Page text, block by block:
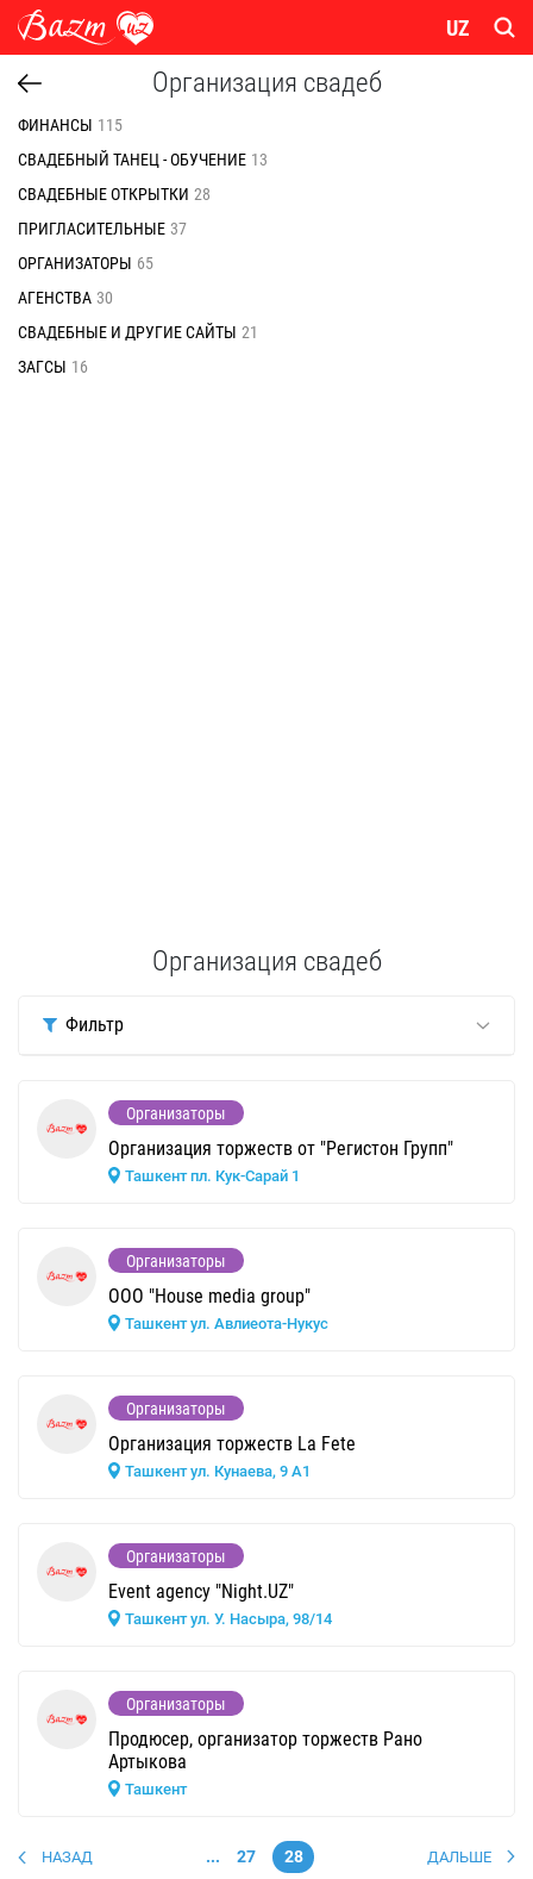
UZ
Организация свадеб
ФИНАНСЫ 115
СВАДЕБНЫЙ ТАНЕЦ - ОБУЧЕНИЕ 13
СВАДЕБНЫЕ ОТКРЫТКИ 28
ПРИГЛАСИТЕЛЬНЫЕ 37
ОРГАНИЗАТОРЫ 65
АГЕНСТВА 30
СВАДЕБНЫЕ И ДРУГИЕ САЙТЫ 21
ЗАГСЫ 16
Организация свадеб
Фильтр
Организаторы
Организация торжеств от "Регистон Групп"
Ташкент пл. Кук-Сарай 1
Организаторы
OOO "House media group"
Ташкент ул. Авлиеота-Нукус
Организаторы
Организация торжеств La Fete
Ташкент ул. Кунаева, 9 А1
Организаторы
Event agency "Night.UZ"
Ташкент ул. У. Насыра, 98/14
Организаторы
Продюсер, организатор торжеств Рано
Артыкова
Ташкент
НАЗАД ... 27 28 ДАЛЬШЕ